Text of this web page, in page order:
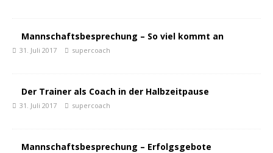
Mannschaftsbesprechung – So viel kommt an
31. Juli 2017 supercoach
Der Trainer als Coach in der Halbzeitpause
31. Juli 2017 supercoach
Mannschaftsbesprechung – Erfolgsgebote